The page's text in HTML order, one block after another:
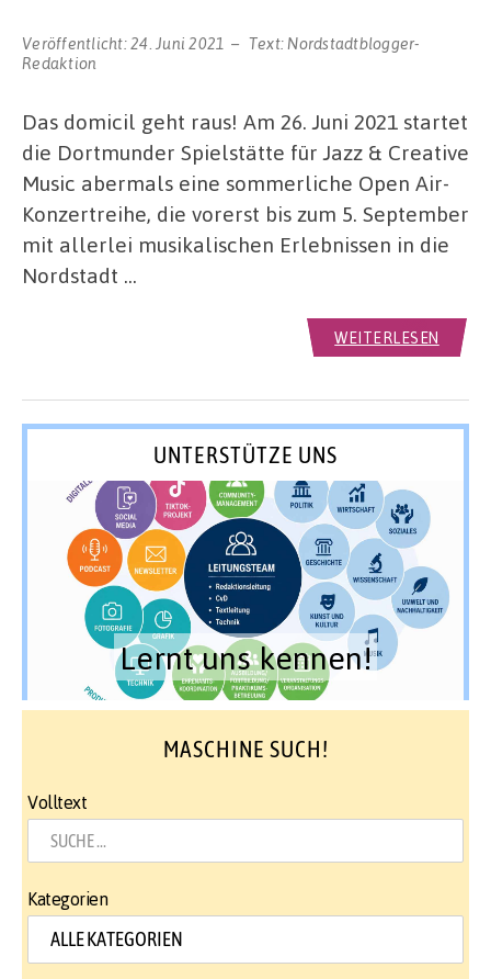
Veröffentlicht:24. Juni 2021 Text: Nordstadtblogger-
Redaktion
Das domicil geht raus! Am 26. Juni 2021 startet
die Dortmunder Spielstätte für Jazz & Creative
Music abermals eine sommerliche Open Air-
Konzertreihe, die vorerst bis zum 5. September
mit allerlei musikalischen Erlebnissen in die
Nordstadt …
WEITERLESEN
UNTERSTÜTZE UNS
Lernt uns kennen!
MASCHINE SUCH!
Volltext
Kategorien